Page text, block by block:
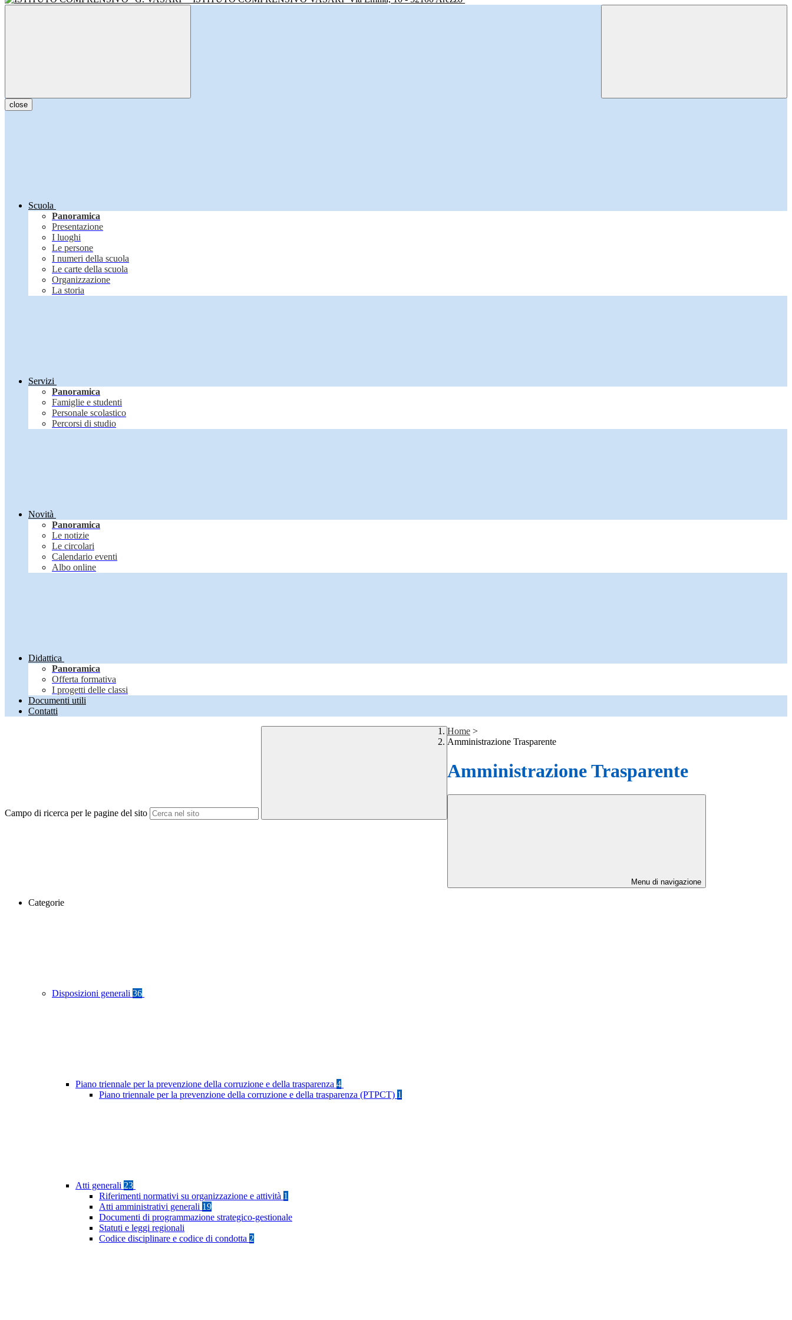
close
Scuola
Panoramica
Presentazione
I luoghi
Le persone
I numeri della scuola
Le carte della scuola
Organizzazione
La storia
Servizi
Panoramica
Famiglie e studenti
Personale scolastico
Percorsi di studio
Novità
Panoramica
Le notizie
Le circolari
Calendario eventi
Albo online
Didattica
Panoramica
Offerta formativa
I progetti delle classi
Documenti utili
Contatti
Campo di ricerca per le pagine del sito
Home >
Amministrazione Trasparente
Amministrazione Trasparente
Menu di navigazione
Categorie
Disposizioni generali 36
Piano triennale per la prevenzione della corruzione e della trasparenza 4
Piano triennale per la prevenzione della corruzione e della trasparenza (PTPCT) 1
Atti generali 23
Riferimenti normativi su organizzazione e attività 1
Atti amministrativi generali 19
Documenti di programmazione strategico-gestionale
Statuti e leggi regionali
Codice disciplinare e codice di condotta 2